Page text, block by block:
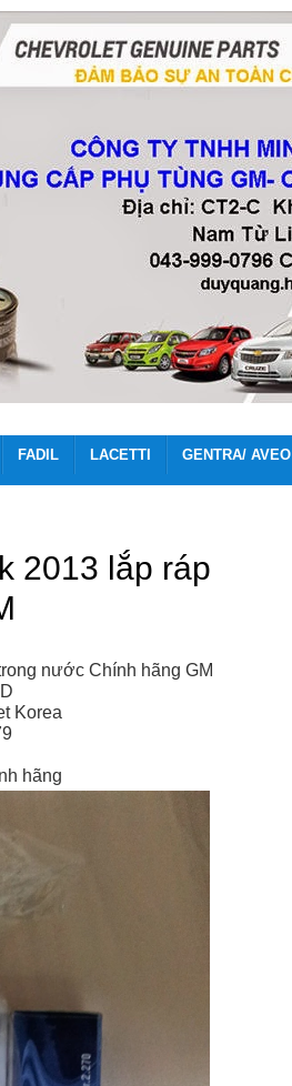
FADIL LACETTI GENTRA/ AVEO
2013 lắp ráp
nước Chính hãng GM
Korea
hãng